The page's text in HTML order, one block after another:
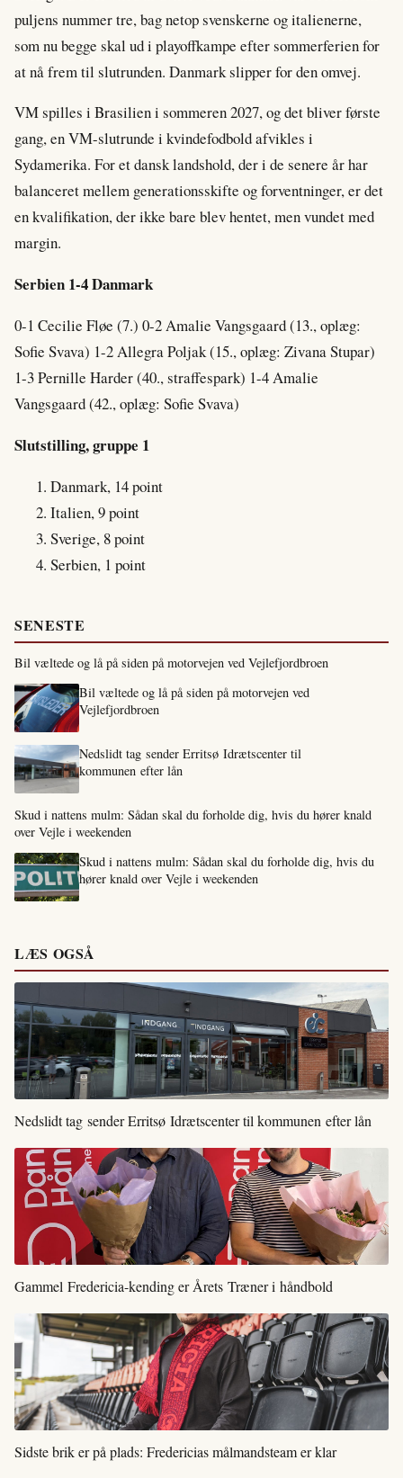
puljens nummer tre, bag netop svenskerne og italienerne,
som nu begge skal ud i playoffkampe efter sommerferien for
at nå frem til slutrunden. Danmark slipper for den omvej.
VM spilles i Brasilien i sommeren 2027, og det bliver første
gang, en VM-slutrunde i kvindefodbold afvikles i
Sydamerika. For et dansk landshold, der i de senere år har
balanceret mellem generationsskifte og forventninger, er det
en kvalifikation, der ikke bare blev hentet, men vundet med
margin.
Serbien 1-4 Danmark
0-1 Cecilie Fløe (7.) 0-2 Amalie Vangsgaard (13., oplæg:
Sofie Svava) 1-2 Allegra Poljak (15., oplæg: Zivana Stupar)
1-3 Pernille Harder (40., straffespark) 1-4 Amalie
Vangsgaard (42., oplæg: Sofie Svava)
Slutstilling, gruppe 1
Danmark, 14 point
Italien, 9 point
Sverige, 8 point
Serbien, 1 point
SENESTE
Bil væltede og lå på siden på motorvejen ved Vejlefjordbroen
Bil væltede og lå på siden på motorvejen ved
Vejlefjordbroen
Nedslidt tag sender Erritsø Idrætscenter til
kommunen efter lån
Skud i nattens mulm: Sådan skal du forholde dig, hvis du hører knald
over Vejle i weekenden
Skud i nattens mulm: Sådan skal du forholde dig, hvis du
hører knald over Vejle i weekenden
LÆS OGSÅ
Nedslidt tag sender Erritsø Idrætscenter til kommunen efter lån
Gammel Fredericia-kending er Årets Træner i håndbold
Sidste brik er på plads: Fredericias målmandsteam er klar